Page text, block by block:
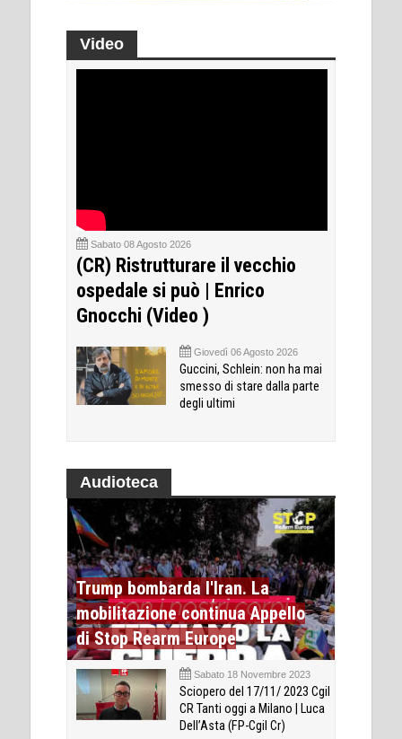
Video
Sabato 08 Agosto 2026
(CR) Ristrutturare il vecchio
ospedale si può | Enrico
Gnocchi (Video )
Giovedì 06 Agosto 2026
Guccini, Schlein: non ha mai
smesso di stare dalla parte
degli ultimi
Audioteca
Trump bombarda l'Iran. La
mobilitazione continua Appello
di Stop Rearm Europe
Sabato 18 Novembre 2023
Sciopero del 17/11/ 2023 Cgil
CR Tanti oggi a Milano | Luca
Dell’Asta (FP-Cgil Cr)